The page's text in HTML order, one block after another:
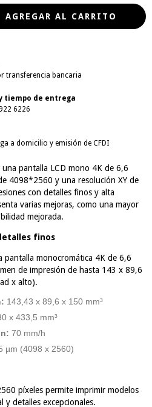
transferencia bancaria
tiempo de entrega
6226
a domicilio y emisión de CFDI
una pantalla LCD mono 4K de 6,6
4098*2560 y una resolución XY de
con detalles finos y alta
varias mejoras, como una mayor
mejorada.
finos
pantalla monocromática 4K de 6,6
de impresión de hasta 143 x 89,6
x alto).
143,43 x 89,6 x 150 mm³
x 433,5 mm³
70 mm/h
µm (4098 x 2560)
píxeles permite imprimir modelos
y detalles excepcionales.